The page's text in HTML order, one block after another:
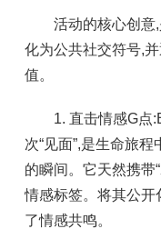
活动的核心创意
化为公共社交符号,
值。
1. 直击情感G点
次“见面”,是生命旅
的瞬间。它天然携带
情感标签。将其公开
了情感共鸣。